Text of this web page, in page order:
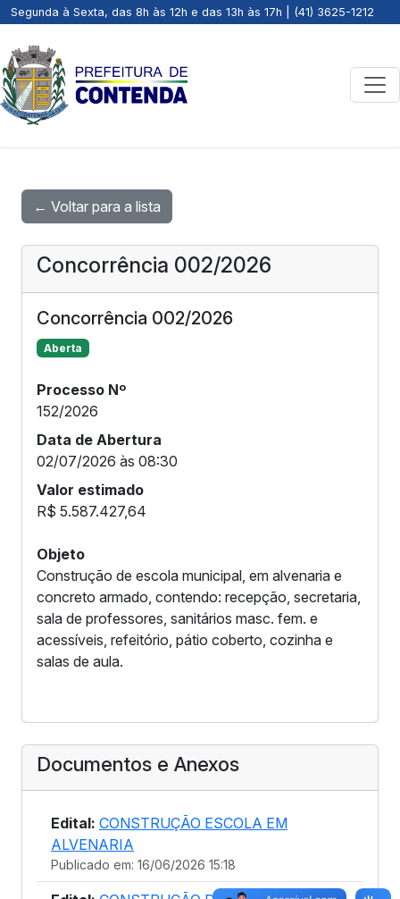
Segunda à Sexta, das 8h às 12h e das 13h às 17h | (41) 3625-1212
← Voltar para a lista
Concorrência 002/2026
Concorrência 002/2026
Aberta
Processo Nº
152/2026
Data de Abertura
02/07/2026 às 08:30
Valor estimado
R$ 5.587.427,64
Objeto
Construção de escola municipal, em alvenaria e
concreto armado, contendo: recepção, secretaria,
sala de professores, sanitários masc. fem. e
acessíveis, refeitório, pátio coberto, cozinha e
salas de aula.
Documentos e Anexos
Edital: CONSTRUÇÃO ESCOLA EM
ALVENARIA
Publicado em: 16/06/2026 15:18